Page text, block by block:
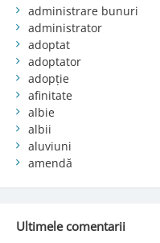
administrare bunuri
administrator
adoptat
adoptator
adopție
afinitate
albie
albii
aluviuni
amendă
Ultimele comentarii